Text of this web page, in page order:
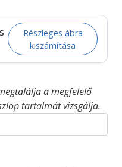
Részleges ábra
kiszámítása
a megfelelő
tartalmát vizsgálja.